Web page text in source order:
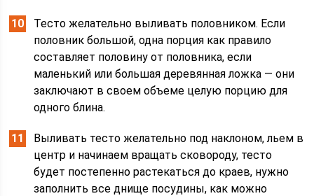
Тесто желательно выливать половником. Если
половник большой, одна порция как правило
составляет половину от половника, если
маленький или большая деревянная ложка — они
заключают в своем объеме целую порцию для
одного блина.
Выливать тесто желательно под наклоном, льем в
центр и начинаем вращать сковороду, тесто
будет постепенно растекаться до краев, нужно
заполнить все днище посудины, как можно